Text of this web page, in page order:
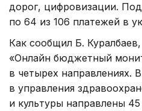
дорог, цифровизации.
по 64 из 106 платежей в
Как сообщил Б.
«Онлайн бюджетный
в четырех направлениях.
в управления
и культуры направлены